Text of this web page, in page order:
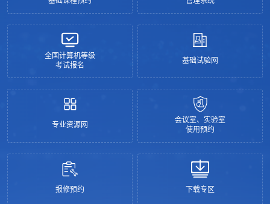
全国计算机等级
考试报名
基础试验网
专业资源网
会议室、实验室
使用预约
报修预约 下载专区